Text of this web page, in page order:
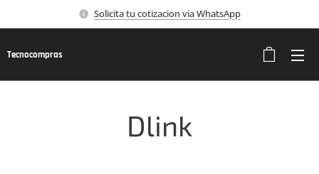
Solicita tu cotizacion via WhatsApp
Tecnocompras
Dlink